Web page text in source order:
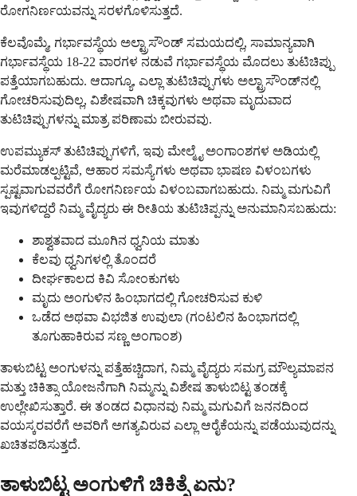
ರೋಗನಿರ್ಣಯವನ್ನು ಸರಳಗೊಳಿಸುತ್ತದೆ.
ಕೆಲವೊಮ್ಮೆ, ಗರ್ಭಾವಸ್ಥೆಯ ಅಲ್ಟ್ರಾಸೌಂಡ್ ಸಮಯದಲ್ಲಿ, ಸಾಮಾನ್ಯವಾಗಿ
ಗರ್ಭಾವಸ್ಥೆಯ 18-22 ವಾರಗಳ ನಡುವೆ ಗರ್ಭಾವಸ್ಥೆಯ ಮೊದಲು ತುಟಿಚಿಪ್ಪು
ಪತ್ತೆಯಾಗಬಹುದು. ಆದಾಗ್ಯೂ, ಎಲ್ಲಾ ತುಟಿಚಿಪ್ಪುಗಳು ಅಲ್ಟ್ರಾಸೌಂಡ್‌ನಲ್ಲಿ
ಗೋಚರಿಸುವುದಿಲ್ಲ, ವಿಶೇಷವಾಗಿ ಚಿಕ್ಕವುಗಳು ಅಥವಾ ಮೃದುವಾದ
ತುಟಿಚಿಪ್ಪುಗಳನ್ನು ಮಾತ್ರ ಪರಿಣಾಮ ಬೀರುವವು.
ಉಪಮ್ಯುಕಸ್ ತುಟಿಚಿಪ್ಪುಗಳಿಗೆ, ಇವು ಮೇಲ್ಮೈ ಅಂಗಾಂಶಗಳ ಅಡಿಯಲ್ಲಿ
ಮರೆಮಾಡಲ್ಪಟ್ಟಿವೆ, ಆಹಾರ ಸಮಸ್ಯೆಗಳು ಅಥವಾ ಭಾಷಣ ವಿಳಂಬಗಳು
ಸ್ಪಷ್ಟವಾಗುವವರೆಗೆ ರೋಗನಿರ್ಣಯ ವಿಳಂಬವಾಗಬಹುದು. ನಿಮ್ಮ ಮಗುವಿಗೆ
ಇವುಗಳಿದ್ದರೆ ನಿಮ್ಮ ವೈದ್ಯರು ಈ ರೀತಿಯ ತುಟಿಚಿಪ್ಪನ್ನು ಅನುಮಾನಿಸಬಹುದು:
ಶಾಶ್ವತವಾದ ಮೂಗಿನ ಧ್ವನಿಯ ಮಾತು
ಕೆಲವು ಧ್ವನಿಗಳಲ್ಲಿ ತೊಂದರೆ
ದೀರ್ಘಕಾಲದ ಕಿವಿ ಸೋಂಕುಗಳು
ಮೃದು ಅಂಗುಳಿನ ಹಿಂಭಾಗದಲ್ಲಿ ಗೋಚರಿಸುವ ಕುಳಿ
ಒಡೆದ ಅಥವಾ ವಿಭಜಿತ ಉವುಲಾ (ಗಂಟಲಿನ ಹಿಂಭಾಗದಲ್ಲಿ
ತೂಗುಹಾಕಿರುವ ಸಣ್ಣ ಅಂಗಾಂಶ)
ತಾಳುಬಿಟ್ಟ ಅಂಗುಳನ್ನು ಪತ್ತೆಹಚ್ಚಿದಾಗ, ನಿಮ್ಮ ವೈದ್ಯರು ಸಮಗ್ರ ಮೌಲ್ಯಮಾಪನ
ಮತ್ತು ಚಿಕಿತ್ಸಾ ಯೋಜನೆಗಾಗಿ ನಿಮ್ಮನ್ನು ವಿಶೇಷ ತಾಳುಬಿಟ್ಟ ತಂಡಕ್ಕೆ
ಉಲ್ಲೇಖಿಸುತ್ತಾರೆ. ಈ ತಂಡದ ವಿಧಾನವು ನಿಮ್ಮ ಮಗುವಿಗೆ ಜನನದಿಂದ
ವಯಸ್ಕರವರೆಗೆ ಅವರಿಗೆ ಅಗತ್ಯವಿರುವ ಎಲ್ಲಾ ಆರೈಕೆಯನ್ನು ಪಡೆಯುವುದನ್ನು
ಖಚಿತಪಡಿಸುತ್ತದೆ.
ತಾಳುಬಿಟ್ಟ ಅಂಗುಳಿಗೆ ಚಿಕಿತ್ಸೆ ಏನು?